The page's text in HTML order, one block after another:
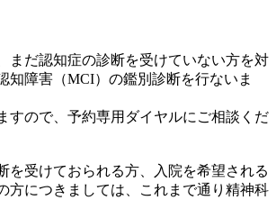
まだ認知症の診断を受けていない方を対
知障害（MCI）の鑑別診断を行ないま
すので、予約専用ダイヤルにご相談くだ
を受けておられる方、入院を希望される
方につきましては、これまで通り精神科